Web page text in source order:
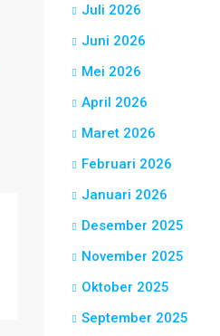
Juli 2026
Juni 2026
Mei 2026
April 2026
Maret 2026
Februari 2026
Januari 2026
Desember 2025
November 2025
Oktober 2025
September 2025